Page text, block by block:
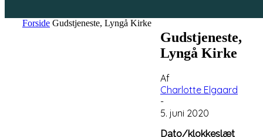
Forside Gudstjeneste, Lyngå Kirke
Gudstjeneste,
Lyngå Kirke
Af
Charlotte Elgaard
-
5. juni 2020
Dato/klokkeslæt